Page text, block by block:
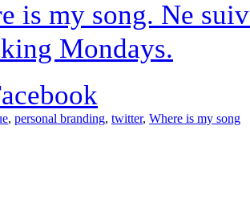
is my song. Ne
Mondays.
, personal branding, twitter, Where is my song